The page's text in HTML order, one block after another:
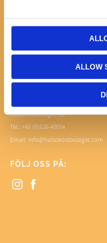
ALLOW
Dina personuppgifter
Hälsokostbolaget AB
Tel.: +46 (0)526-40054
Email: info@halsokostbolaget.com
FÖLJ OSS PÅ: